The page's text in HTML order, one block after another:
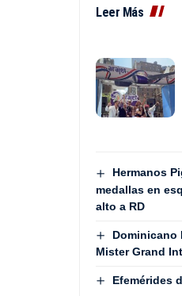
Leer Más
Hermanos
medallas en
alto a RD
Dominicano
Mister Grand
Efemérides